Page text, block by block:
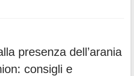
presenza dell’arania
consigli e